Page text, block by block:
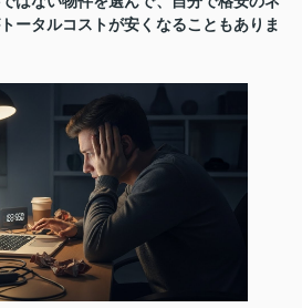
ータルコストが安くなることもありま